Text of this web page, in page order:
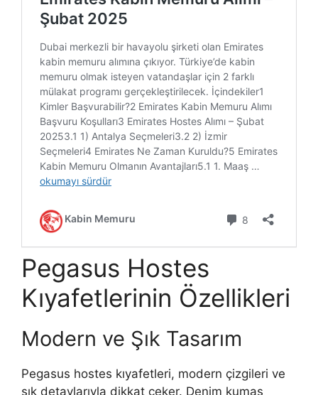
Pegasus Hostes
Kıyafetlerinin Özellikleri
Modern ve Şık Tasarım
Pegasus hostes kıyafetleri, modern çizgileri ve
şık detaylarıyla dikkat çeker. Denim kumaş